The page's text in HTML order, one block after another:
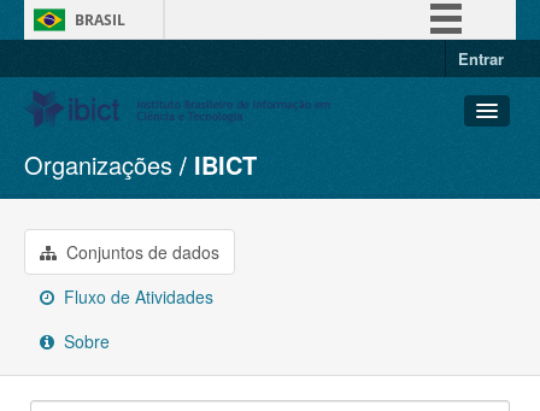
BRASIL
Entrar
Conjuntos de dados
Organizações
Grupos
Sobre
Organizações IBICT
Conjuntos de dados
Fluxo de Atividades
Sobre